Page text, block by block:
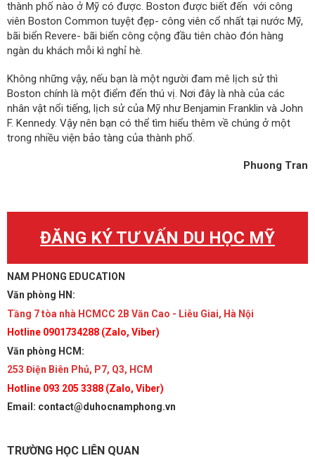
thành phố nào ở Mỹ có được. Boston được biết đến với công
viên Boston Common tuyệt đẹp- công viên cổ nhất tại nước Mỹ,
bãi biển Revere- bãi biển công cộng đầu tiên chào đón hàng
ngàn du khách mỗi kì nghỉ hè.
Không những vậy, nếu bạn là một người đam mê lịch sử thì
Boston chính là một điểm đến thú vị. Nơi đây là nhà của các
nhân vật nổi tiếng, lịch sử của Mỹ như Benjamin Franklin và John
F. Kennedy. Vậy nên bạn có thể tìm hiểu thêm về chúng ở một
trong nhiều viện bảo tàng của thành phố.
Phuong Tran
ĐĂNG KÝ TƯ VẤN DU HỌC MỸ
NAM PHONG EDUCATION
Văn phòng HN:
Tầng 7 tòa nhà HCMCC 2B Văn Cao - Liễu Giai, Hà Nội
Hotline 0901734288 (Zalo, Viber)
Văn phòng HCM:
253 Điện Biên Phủ, P7, Q3, HCM
Hotline 093 205 3388 (Zalo, Viber)
Email: contact@duhocnamphong.vn
TRƯỜNG HỌC LIÊN QUAN